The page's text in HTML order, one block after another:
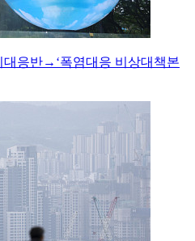
대응반→‘폭염대응 비상대책본